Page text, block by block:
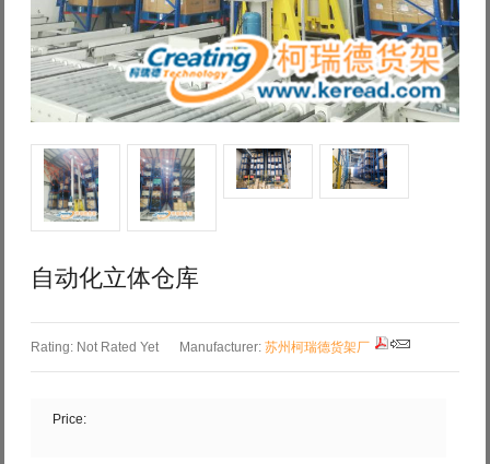
自动化立体仓库
Rating: Not Rated Yet Manufacturer: 苏州柯瑞德货架厂
Price: